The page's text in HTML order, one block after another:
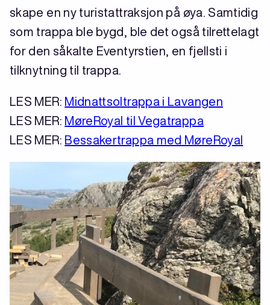
skape en ny turistattraksjon på øya. Samtidig
som trappa ble bygd, ble det også tilrettelagt
for den såkalte Eventyrstien, en fjellsti i
tilknytning til trappa.
LES MER: Midnattsoltrappa i Lavangen
LES MER: MøreRoyal til Vegatrappa
LES MER: Bessakertrappa med MøreRoyal